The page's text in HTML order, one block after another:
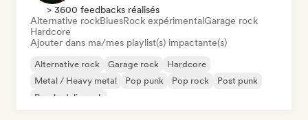
> 3600 feedbacks réalisés
Alternative rockBluesRock expérimentalGarage rock
Hardcore
Ajouter dans ma/mes playlist(s) impactante(s)
Alternative rock Garage rock
Hardcore
Metal / Heavy metal
Pop punk Pop rock
Post punk
Psychedelic rock